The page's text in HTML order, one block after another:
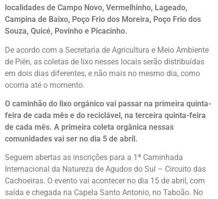
localidades de Campo Novo, Vermelhinho, Lageado,
Campina de Baixo, Poço Frio dos Moreira, Poço Frio dos
Souza, Quicé, Povinho e Picacinho.
De acordo com a Secretaria de Agricultura e Meio Ambiente
de Piên, as coletas de lixo nesses locais serão distribuídas
em dois dias diferentes, e não mais no mesmo dia, como
ocorria até o momento.
O caminhão do lixo orgânico vai passar na primeira quinta-
feira de cada mês e do reciclável, na terceira quinta-feira
de cada mês. A primeira coleta orgânica nessas
comunidades vai ser no dia 5 de abril.
Seguem abertas as inscrições para a 1ª Caminhada
Internacional da Natureza de Agudos do Sul – Circuito das
Cachoeiras. O evento vai acontecer no dia 15 de abril, com
saída e chegada na Capela Santo Antonio, no Taboão. No